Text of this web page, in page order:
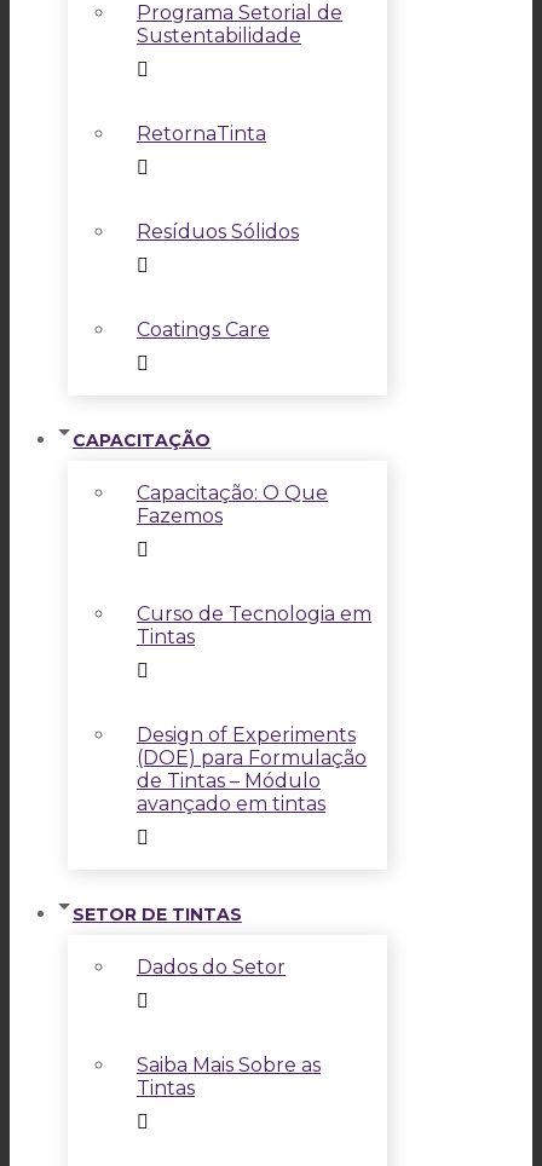
Programa Setorial de
Sustentabilidade
RetornaTinta
Resíduos Sólidos
Coatings Care
CAPACITAÇÃO
Capacitação: O Que
Fazemos
Curso de Tecnologia em
Tintas
Design of Experiments
(DOE) para Formulação
de Tintas – Módulo
avançado em tintas
SETOR DE TINTAS
Dados do Setor
Saiba Mais Sobre as
Tintas